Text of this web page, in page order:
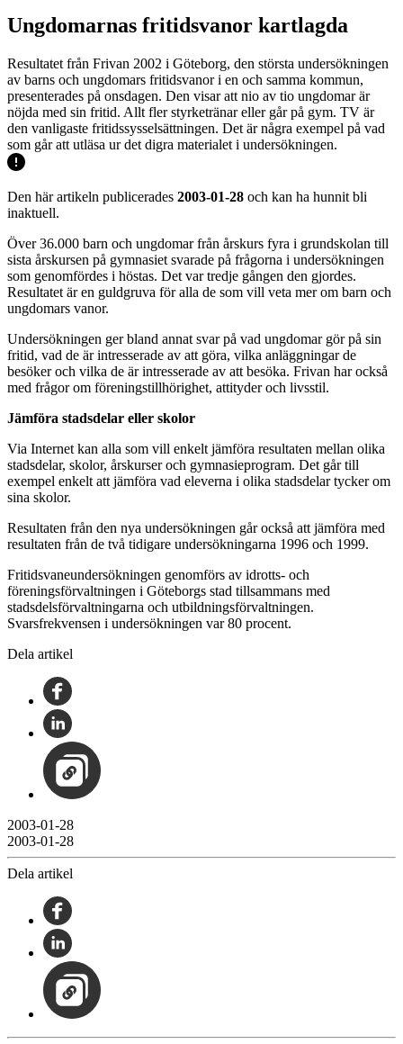
Ungdomarnas fritidsvanor kartlagda
Resultatet från Frivan 2002 i Göteborg, den största undersökningen
av barns och ungdomars fritidsvanor i en och samma kommun,
presenterades på onsdagen. Den visar att nio av tio ungdomar är
nöjda med sin fritid. Allt fler styrketränar eller går på gym. TV är
den vanligaste fritidssysselsättningen. Det är några exempel på vad
som går att utläsa ur det digra materialet i undersökningen.
Den här artikeln publicerades 2003-01-28 och kan ha hunnit bli
inaktuell.
Över 36.000 barn och ungdomar från årskurs fyra i grundskolan till
sista årskursen på gymnasiet svarade på frågorna i undersökningen
som genomfördes i höstas. Det var tredje gången den gjordes.
Resultatet är en guldgruva för alla de som vill veta mer om barn och
ungdomars vanor.
Undersökningen ger bland annat svar på vad ungdomar gör på sin
fritid, vad de är intresserade av att göra, vilka anläggningar de
besöker och vilka de är intresserade av att besöka. Frivan har också
med frågor om föreningstillhörighet, attityder och livsstil.
Jämföra stadsdelar eller skolor
Via Internet kan alla som vill enkelt jämföra resultaten mellan olika
stadsdelar, skolor, årskurser och gymnasieprogram. Det går till
exempel enkelt att jämföra vad eleverna i olika stadsdelar tycker om
sina skolor.
Resultaten från den nya undersökningen går också att jämföra med
resultaten från de två tidigare undersökningarna 1996 och 1999.
Fritidsvaneundersökningen genomförs av idrotts- och
föreningsförvaltningen i Göteborgs stad tillsammans med
stadsdelsförvaltningarna och utbildningsförvaltningen.
Svarsfrekvensen i undersökningen var 80 procent.
Dela artikel
2003-01-28
2003-01-28
Dela artikel